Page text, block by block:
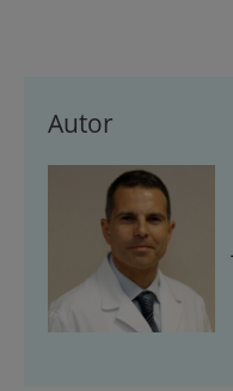
Autor